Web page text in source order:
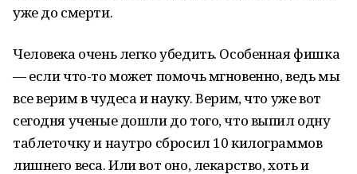
уже до смерти.
Человека очень легко убедить. Особенная фишка
— если что-то может помочь мгновенно, ведь мы
все верим в чудеса и науку. Верим, что уже вот
сегодня ученые дошли до того, что выпил одну
таблеточку и наутро сбросил 10 килограммов
лишнего веса. Или вот оно, лекарство, хоть и